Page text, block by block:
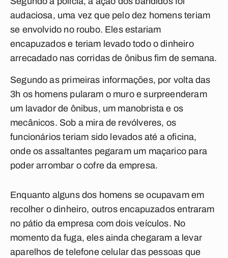
audaciosa, uma vez que pelo dez homens teriam
se envolvido no roubo. Eles estariam
encapuzados e teriam levado todo o dinheiro
arrecadado nas corridas de ônibus fim de semana.
Segundo as primeiras informações, por volta das
3h os homens pularam o muro e surpreenderam
um lavador de ônibus, um manobrista e os
mecânicos. Sob a mira de revólveres, os
funcionários teriam sido levados até a oficina,
onde os assaltantes pegaram um maçarico para
poder arrombar o cofre da empresa.
Enquanto alguns dos homens se ocupavam em
recolher o dinheiro, outros encapuzados entraram
no pátio da empresa com dois veículos. No
momento da fuga, eles ainda chegaram a levar
aparelhos de telefone celular das pessoas que